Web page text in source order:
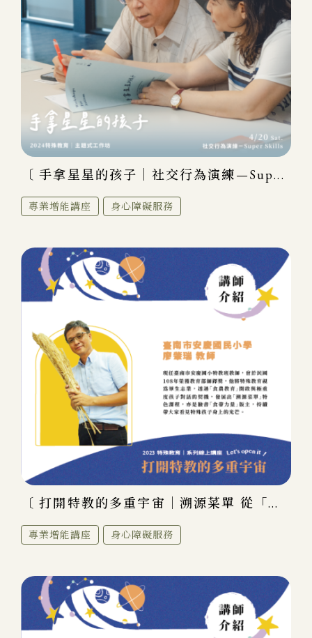
〔 手拿星星的孩子｜社交行為演練—Sup...
專業增能講座 身心障礙服務
〔 打開特教的多重宇宙｜溯源菜單 從「...
專業增能講座 身心障礙服務